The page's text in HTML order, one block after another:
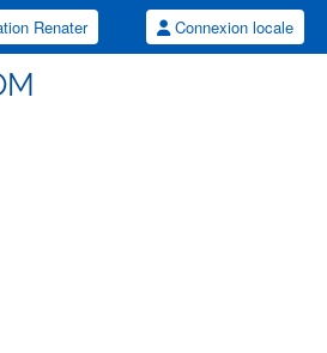
Renater Connexion locale